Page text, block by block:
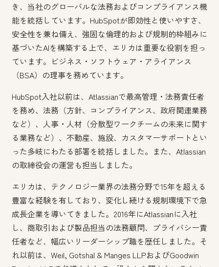
き、当社のグローバルな法務およびコンプライアンス機
能を統括しています。HubSpotが即効性と使いやすさ、
安全性を兼ね備え、強固な倫理的および規制的枠組みに
基づいたAIを構築する上で、エリカは重要な役割を担っ
ています。ビジネス・ソフトウェア・アライアンス
（BSA）の理事を務めています。
HubSpot入社以前は、Atlassianで最高管理・法務責任者
を務め、法務（方針、コンプライアンス、政府関連業務
など）、人事・人材（分散型ワークチームの未来に関す
る業務など）、不動産、施設、カスタマーサポートとい
った多岐にわたる部署を統括しました。また、Atlassian
の取締役会の運営も担当しました。
エリカは、テクノロジー業界の法務分野で15年を超える
豊富な経験を有しており、変化し続ける規制環境下で急
成長企業を導いてきました。2016年にAtlassianに入社
し、商取引および製品担当の法務顧問、プライバシー責
任者など、幅広いリーダーシップ職を歴任しました。そ
れ以前は、Weil, Gotshal & Manges LLPおよびGoodwin